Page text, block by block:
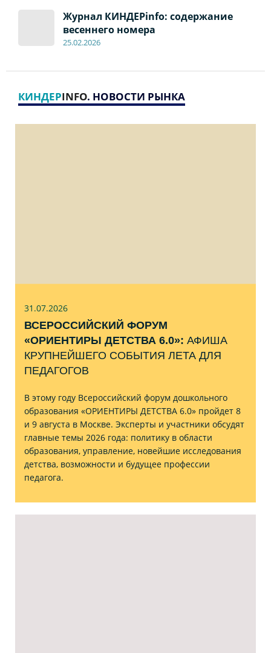
Журнал КИНДЕРinfo: содержание
весеннего номера
25.02.2026
КИНДЕРINFO. НОВОСТИ РЫНКА
31.07.2026
ВСЕРОССИЙСКИЙ ФОРУМ
«ОРИЕНТИРЫ ДЕТСТВА 6.0»: АФИША
КРУПНЕЙШЕГО СОБЫТИЯ ЛЕТА ДЛЯ
ПЕДАГОГОВ
В этому году Всероссийский форум дошкольного
образования «ОРИЕНТИРЫ ДЕТСТВА 6.0» пройдет 8
и 9 августа в Москве. Эксперты и участники обсудят
главные темы 2026 года: политику в области
образования, управление, новейшие исследования
детства, возможности и будущее профессии
педагога.